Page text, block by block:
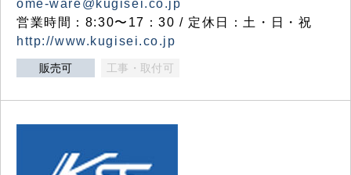
ome-ware@kugisei.co.jp
営業時間：8:30〜17：30 / 定休日：土・日・祝
http://www.kugisei.co.jp
販売可 工事・取付可